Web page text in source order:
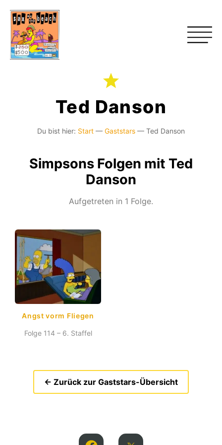
Ted Danson
Du bist hier: Start — Gaststars — Ted Danson
Simpsons Folgen mit Ted
Danson
Aufgetreten in 1 Folge.
Angst vorm Fliegen
Folge 114 – 6. Staffel
← Zurück zur Gaststars-Übersicht